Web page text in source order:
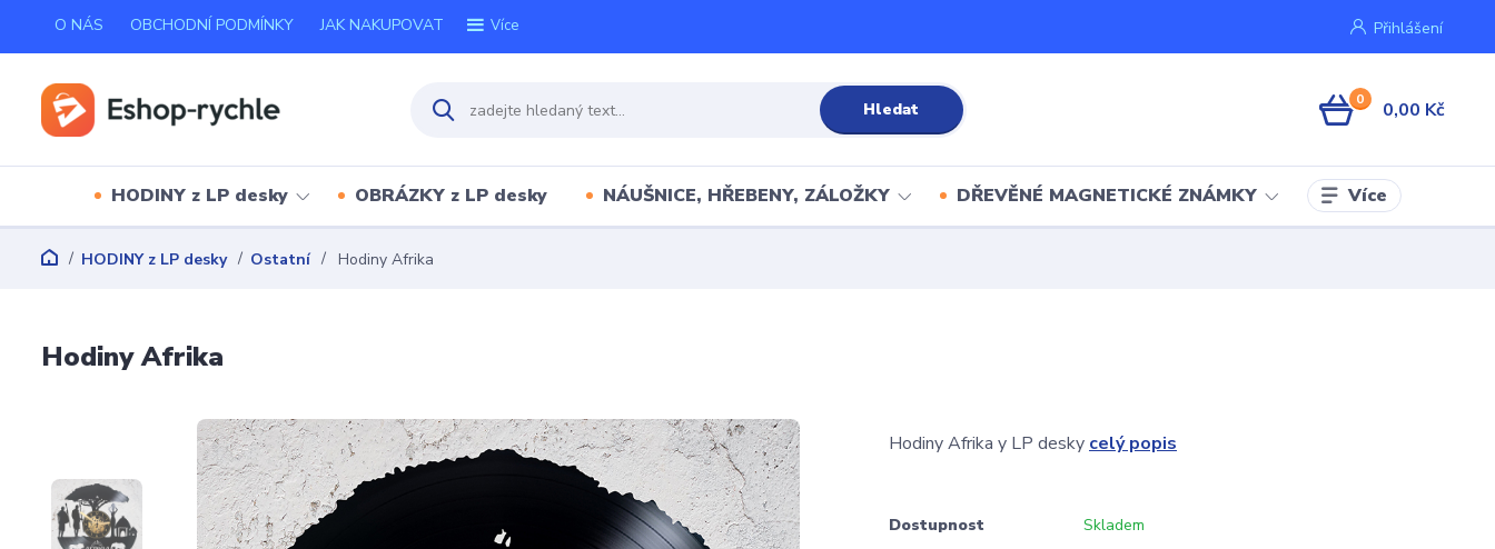
O NÁS OBCHODNÍ PODMÍNKY JAK NAKUPOVAT Více Přihlášení
Hledat 0 0,00 Kč
HODINY z LP desky OBRÁZKY z LP desky NÁUŠNICE, HŘEBENY, ZÁLOŽKY DŘEVĚNÉ MAGNETICKÉ ZNÁMKY Více
HODINY z LP desky Ostatní Hodiny Afrika
Hodiny Afrika
Hodiny Afrika y LP desky celý popis
Dostupnost Skladem